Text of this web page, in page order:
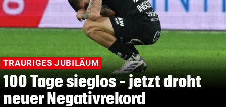
TRAURIGES JUBILÄUM
100 Tage sieglos – jetzt droht
neuer Negativrekord